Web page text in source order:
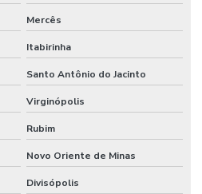
Mercês
Itabirinha
Santo Antônio do Jacinto
Virginópolis
Rubim
Novo Oriente de Minas
Divisópolis